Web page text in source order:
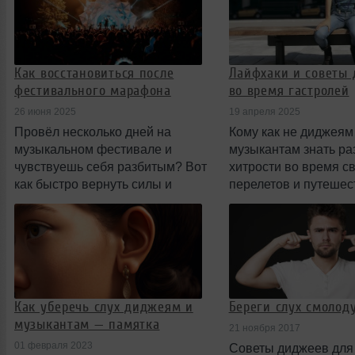
записями с финала
Как восстановиться после
фестивального марафона
26 июня 2025
Провёл несколько дней на
музыкальном фестивале и
чувствуешь себя разбитым? Вот
как быстро вернуть силы и
прийти в норму.
Лайфхаки и советы
во время гастролей
19 апреля 2025
Кому как не
музыкантам знать
хитрости во время
перелетов и
Как уберечь слух диджеям и
музыкантам — памятка
01 февраля 2023
Береги слух
21 ноября 2017
Советы диджеев для